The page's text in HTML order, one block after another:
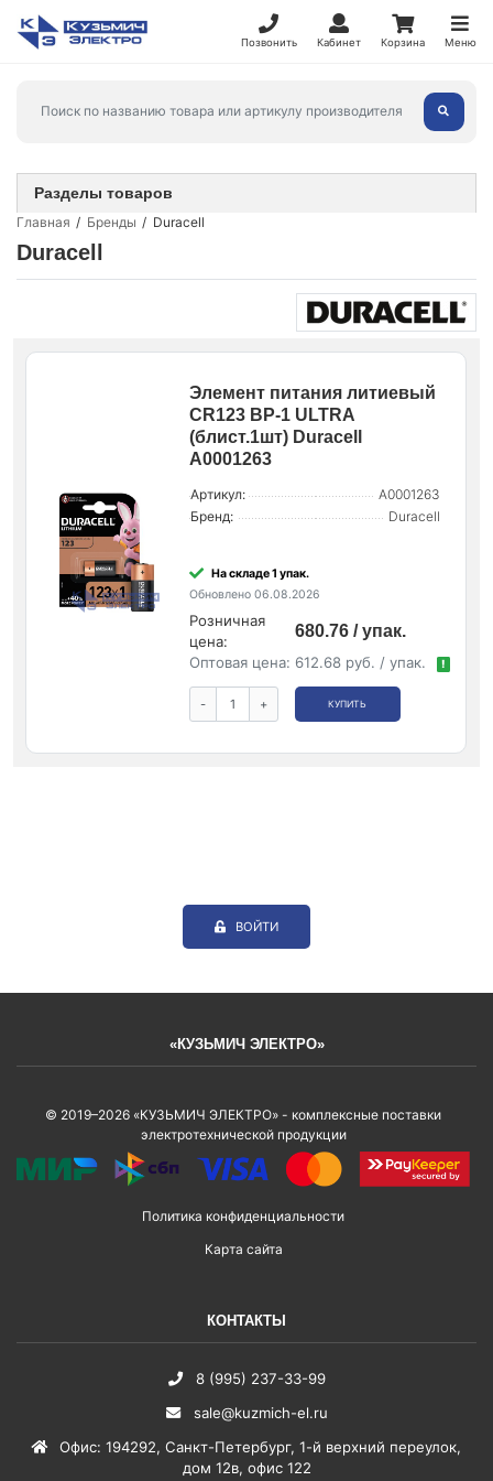
Позвонить Кабинет Корзина Меню
Главная Бренды Duracell
Duracell
Элемент питания литиевый
CR123 BP-1 ULTRA
(блист.1шт) Duracell
A0001263
Артикул:
A0001263
Бренд:
Duracell
На складе 1 упак.
Обновлено 06.08.2026
Розничная
цена:
680.76 / упак.
Оптовая цена: 612.68 руб. / упак. !
- + КУПИТЬ
Разделы товаров
ВОЙТИ
«КУЗЬМИЧ ЭЛЕКТРО»
© 2019–2026 «КУЗЬМИЧ ЭЛЕКТРО» - комплексные поставки
электротехнической продукции
Политика конфиденциальности
Карта сайта
КОНТАКТЫ
8 (995) 237-33-99
sale@kuzmich-el.ru
Офис: 194292, Санкт-Петербург, 1-й верхний переулок,
дом 12в, офис 122